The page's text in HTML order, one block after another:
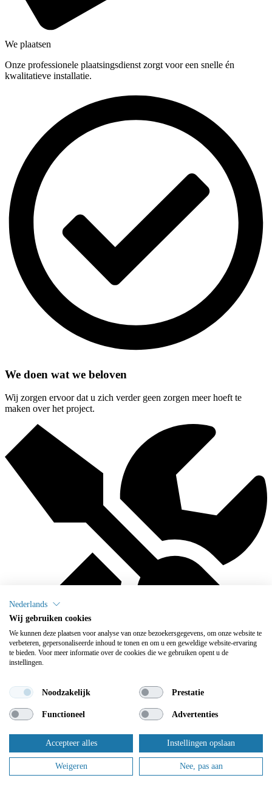
We plaatsen
Onze professionele plaatsingsdienst zorgt voor een snelle én
kwalitatieve installatie.
We doen wat we beloven
Wij zorgen ervoor dat u zich verder geen zorgen meer hoeft te
maken over het project.
We onderhouden
over het onderhoud: daar zorgen wij voor.
Dit zijn slechts enkele van onze tevreden klanten.
Nederlands
Wij gebruiken cookies
We kunnen deze plaatsen voor analyse van onze bezoekersgegevens, om onze website te
verbeteren, gepersonaliseerde inhoud te tonen en om u een geweldige website-ervaring
te bieden. Voor meer informatie over de cookies die we gebruiken opent u de
instellingen.
Noodzakelijk Prestatie
Functioneel Advertenties
Accepteer alles Instellingen opslaan
Weigeren Nee, pas aan